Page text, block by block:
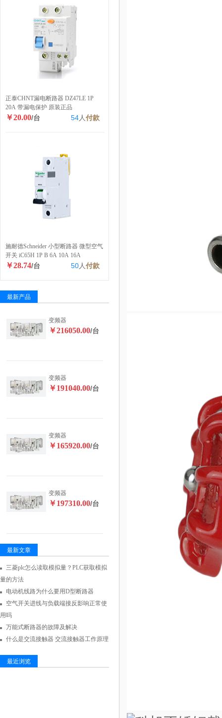
正泰CHNT漏电断路器 DZ47LE 1P
20A 带漏电保护 原装正品
￥20.00/台 54人付款
施耐德Schneider 小型断路器 微型空气
开关 iC65H 1P B 6A 10A 16A
￥28.74/台 50人付款
最新产品
变频器
￥216050.00/台
变频器
￥191040.00/台
变频器
￥165920.00/台
变频器
￥197310.00/台
最新文章
三菱plc怎么读取模拟量？PLC获取模拟
量的方法
电动机线路为什么要用D型断路器
空气开关进线与负载端接反影响正常使
用吗
万能式断路器的故障及解决
什么是交流接触器 交流接触器工作原理
最近浏览